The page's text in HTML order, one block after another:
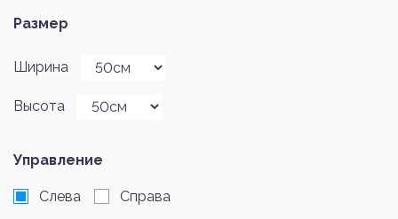
Размер
Ширина
Высота
Управление
Слева Справа